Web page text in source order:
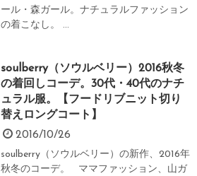
ール・森ガール。ナチュラルファッション
の着こなし。 ...
soulberry（ソウルベリー）2016秋冬
の着回しコーデ。30代・40代のナチ
ュラル服。【フードリブニット切り
替えロングコート】
2016/10/26
soulberry（ソウルベリー）の新作、2016年
秋冬のコーデ。 ママファッション、山ガ